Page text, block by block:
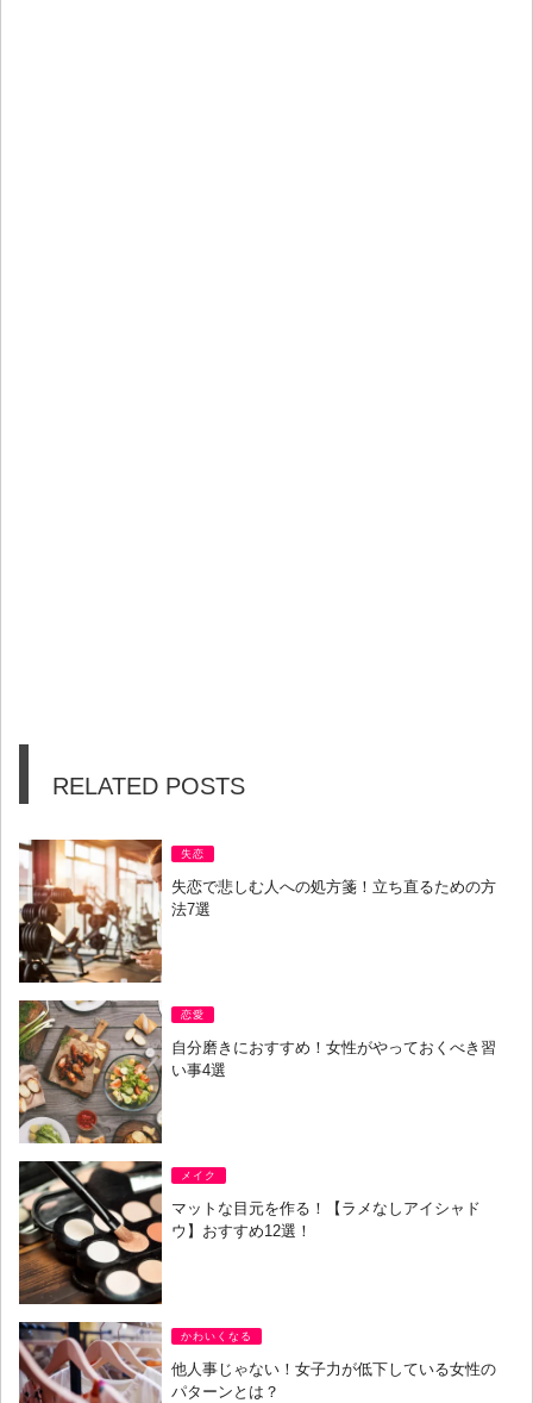
RELATED POSTS
失恋
失恋で悲しむ人への処方箋！立ち直るための方
法7選
恋愛
自分磨きにおすすめ！女性がやっておくべき習
い事4選
メイク
マットな目元を作る！【ラメなしアイシャド
ウ】おすすめ12選！
かわいくなる
他人事じゃない！女子力が低下している女性の
パターンとは？